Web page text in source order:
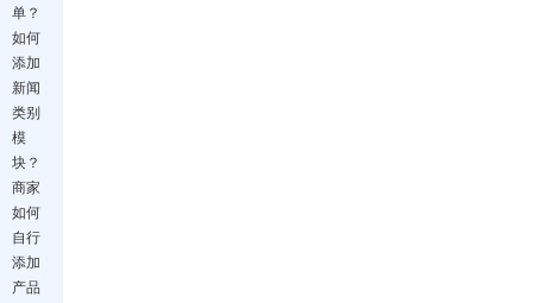
单？
如何
添加
新闻
类别
模
块？
商家
如何
自行
添加
产品